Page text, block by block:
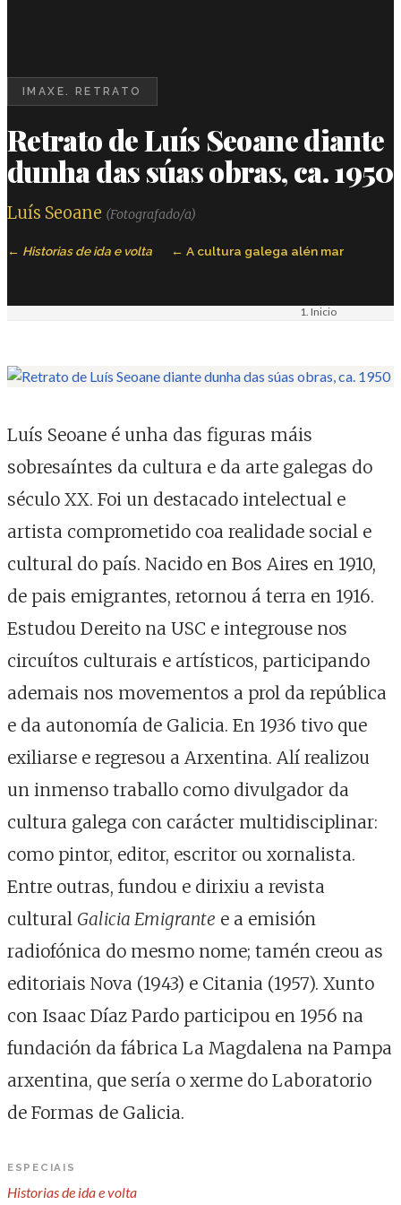
IMAXE. RETRATO
Retrato de Luís Seoane diante
dunha das súas obras, ca. 1950
Luís Seoane (Fotografado/a)
Historias de ida e volta A cultura galega alén mar
Inicio
Luís Seoane é unha das figuras máis
sobresaíntes da cultura e da arte galegas do
século XX. Foi un destacado intelectual e
artista comprometido coa realidade social e
cultural do país. Nacido en Bos Aires en 1910,
de pais emigrantes, retornou á terra en 1916.
Estudou Dereito na USC e integrouse nos
circuítos culturais e artísticos, participando
ademais nos movementos a prol da república
e da autonomía de Galicia. En 1936 tivo que
exiliarse e regresou a Arxentina. Alí realizou
un inmenso traballo como divulgador da
cultura galega con carácter multidisciplinar:
como pintor, editor, escritor ou xornalista.
Entre outras, fundou e dirixiu a revista
cultural Galicia Emigrante e a emisión
radiofónica do mesmo nome; tamén creou as
editoriais Nova (1943) e Citania (1957). Xunto
con Isaac Díaz Pardo participou en 1956 na
fundación da fábrica La Magdalena na Pampa
arxentina, que sería o xerme do Laboratorio
de Formas de Galicia.
ESPECIAIS
Historias de ida e volta